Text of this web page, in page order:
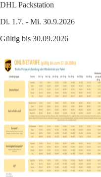
DHL Packstation
Di. 1.7. - Mi. 30.9.2026
Gültig bis 30.09.2026